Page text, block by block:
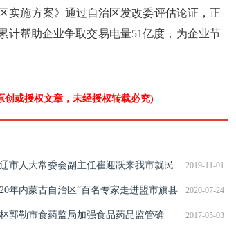
实施方案》通过自治区发改委评估论证，正
计帮助企业争取交易电量51亿度，为企业节
或授权文章，未经授权转载必究)
2019-11-01
市人大常委会副主任崔迎跃来我市就民
项目人大代表票决制工作会议筹备情况进行调研
2020-07-24
年内蒙古自治区“百名专家走进盟市旗县
播行”在霍林郭勒市开讲 2017-05-03
郭勒市食药监局加强食品药品监管确